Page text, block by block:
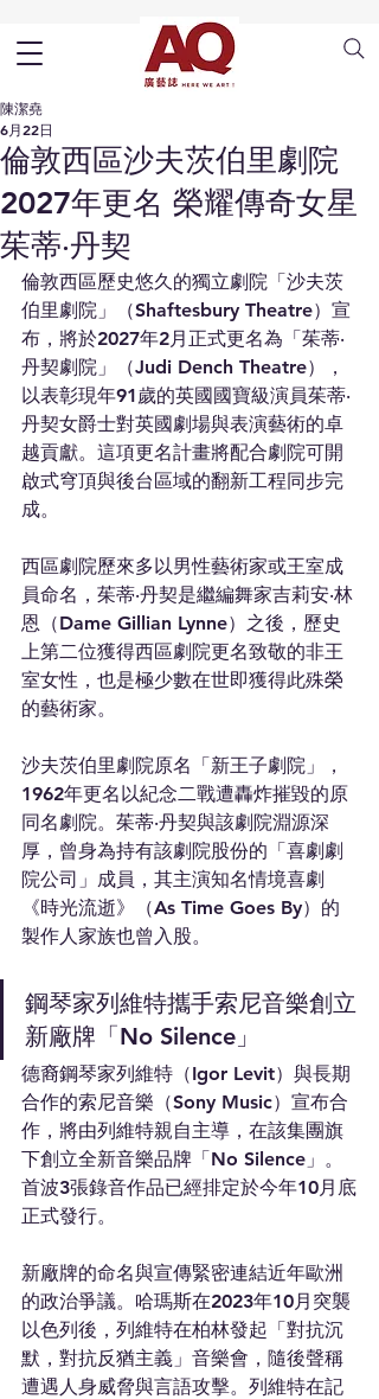
倫敦西區沙夫茨伯里劇院
2027年更名 榮耀傳奇女星
茱蒂‧丹契
陳潔堯
6月22日
倫敦西區歷史悠久的獨立劇院「沙夫茨
伯里劇院」（Shaftesbury Theatre）宣
布，將於2027年2月正式更名為「茱蒂‧
丹契劇院」（Judi Dench Theatre），
以表彰現年91歲的英國國寶級演員茱蒂‧
丹契女爵士對英國劇場與表演藝術的卓
越貢獻。這項更名計畫將配合劇院可開
啟式穹頂與後台區域的翻新工程同步完
成。
西區劇院歷來多以男性藝術家或王室成
員命名，茱蒂‧丹契是繼編舞家吉莉安‧林
恩（Dame Gillian Lynne）之後，歷史
上第二位獲得西區劇院更名致敬的非王
室女性，也是極少數在世即獲得此殊榮
的藝術家。
沙夫茨伯里劇院原名「新王子劇院」，
1962年更名以紀念二戰遭轟炸摧毀的原
同名劇院。茱蒂‧丹契與該劇院淵源深
厚，曾身為持有該劇院股份的「喜劇劇
院公司」成員，其主演知名情境喜劇
《時光流逝》（As Time Goes By）的
製作人家族也曾入股。
鋼琴家列維特攜手索尼音樂創立
新廠牌「No Silence」
德裔鋼琴家列維特（Igor Levit）與長期
合作的索尼音樂（Sony Music）宣布合
作，將由列維特親自主導，在該集團旗
下創立全新音樂品牌「No Silence」。
首波3張錄音作品已經排定於今年10月底
正式發行。
新廠牌的命名與宣傳緊密連結近年歐洲
的政治爭議。哈瑪斯在2023年10月突襲
以色列後，列維特在柏林發起「對抗沉
默，對抗反猶主義」音樂會，隨後聲稱
遭遇人身威脅與言語攻擊。列維特在記